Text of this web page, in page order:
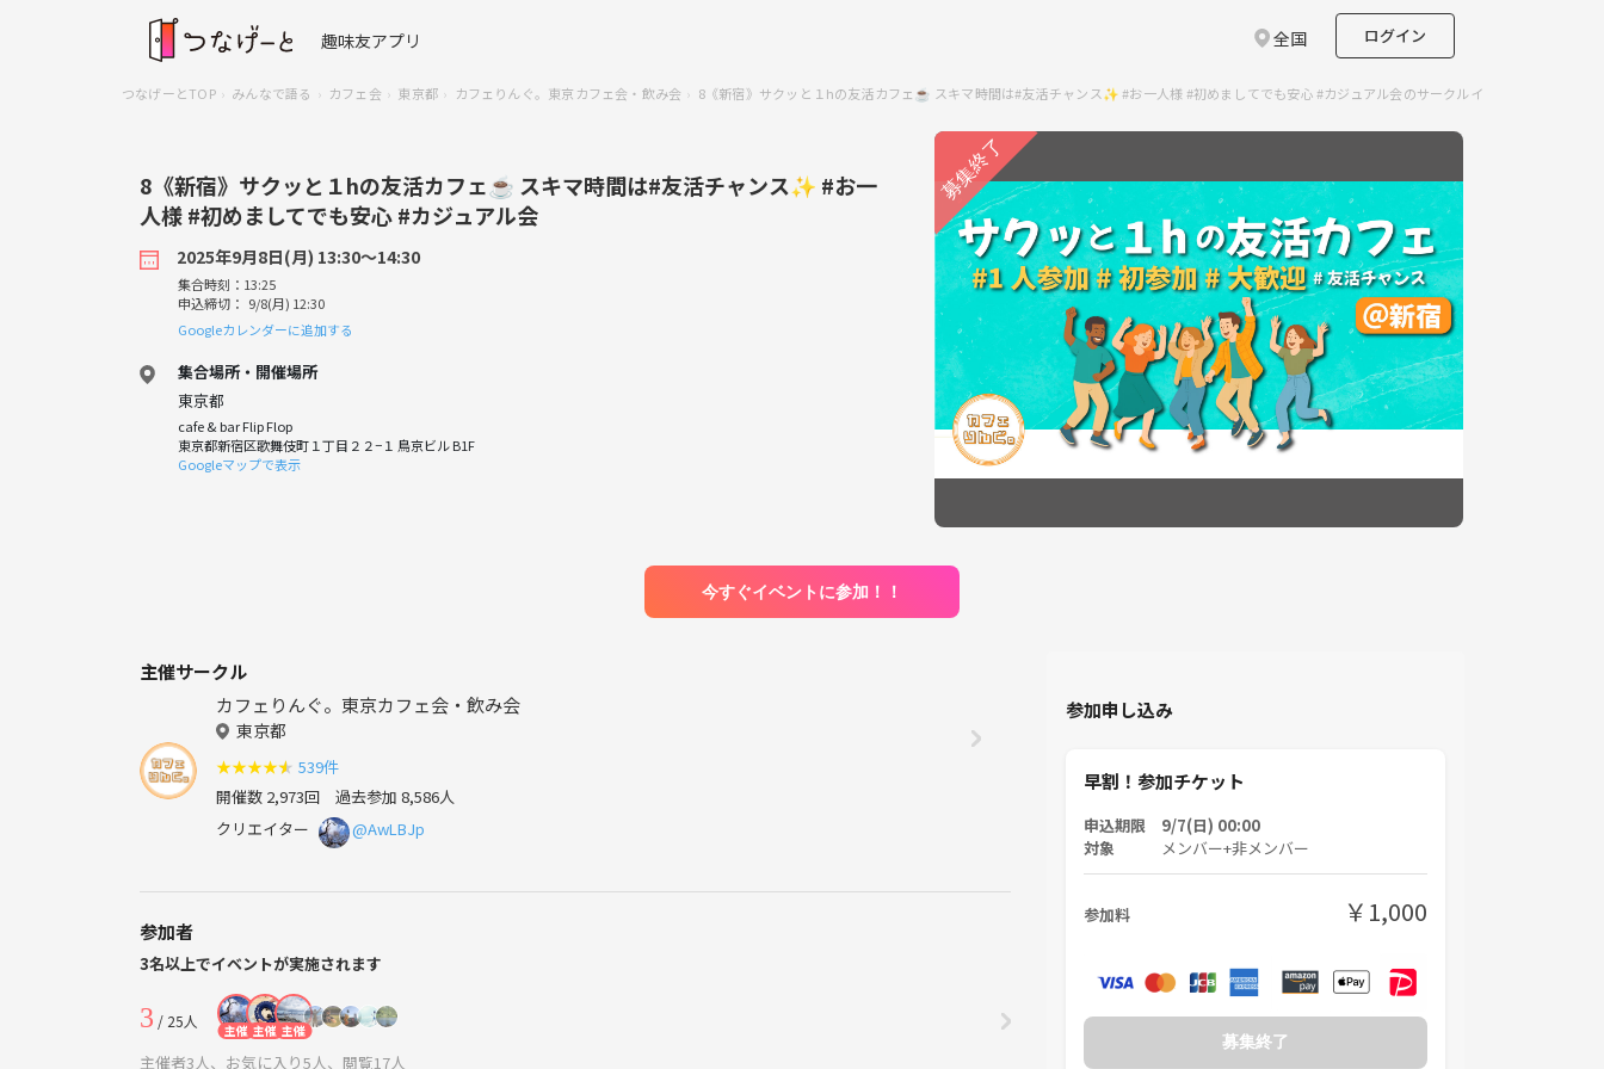
趣味友アプリ 全国 ログイン
つなげーとTOP みんなで語る カフェ会 東京都 カフェりんぐ。東京カフェ会・飲み会 8《新宿》サクッと１hの友活カフェ☕️ スキマ時間は#友活チャンス✨ #お一人様 #初めましてでも安心 #カジュアル会のサークルイベント
8《新宿》サクッと１hの友活カフェ☕️ スキマ時間は#友活チャンス✨ #お一
人様 #初めましてでも安心 #カジュアル会
2025年9月8日(月) 13:30〜14:30
集合時刻：13:25
申込締切： 9/8(月) 12:30
Googleカレンダーに追加する
集合場所・開催場所
東京都
cafe & bar Flip Flop
東京都新宿区歌舞伎町１丁目２２−１ 鳥京ビル B1F
Googleマップで表示
今すぐイベントに参加！！
主催サークル
カフェりんぐ。東京カフェ会・飲み会
東京都
★★★★★ 539件
開催数 2,973回 過去参加 8,586人
クリエイター
@AwLBJp
参加者
3名以上でイベントが実施されます
3 / 25人 主催 主催 主催
主催者3人、お気に入り5人、閲覧17人
参加申し込み
早割！参加チケット
申込期限 9/7(日) 00:00
対象 メンバー+非メンバー
参加料 ￥1,000
募集終了